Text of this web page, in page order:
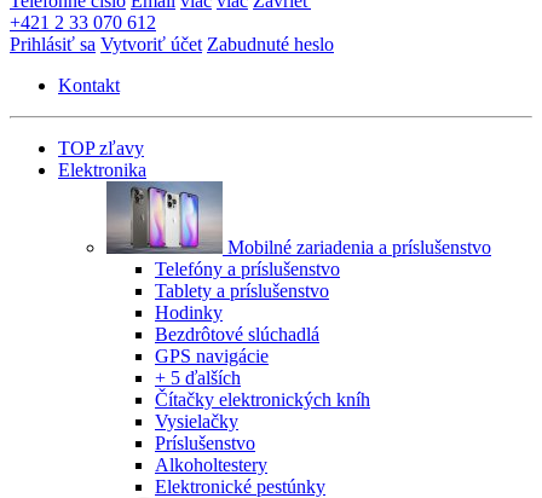
+421 2 33 070 612
Prihlásiť sa Vytvoriť účet Zabudnuté heslo
Kontakt
TOP zľavy
Elektronika
Mobilné zariadenia a príslušenstvo
Telefóny a príslušenstvo
Tablety a príslušenstvo
Hodinky
Bezdrôtové slúchadlá
GPS navigácie
+ 5 ďalších
Čítačky elektronických kníh
Vysielačky
Príslušenstvo
Alkoholtestery
Elektronické pestúnky